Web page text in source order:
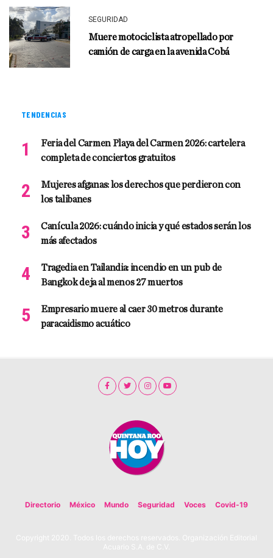
SEGURIDAD
Muere motociclista atropellado por
camión de carga en la avenida Cobá
TENDENCIAS
Feria del Carmen Playa del Carmen 2026: cartelera
completa de conciertos gratuitos
Mujeres afganas: los derechos que perdieron con
los talibanes
Canícula 2026: cuándo inicia y qué estados serán los
más afectados
Tragedia en Tailandia: incendio en un pub de
Bangkok deja al menos 27 muertos
Empresario muere al caer 30 metros durante
paracaidismo acuático
Directorio México Mundo Seguridad Voces Covid-19